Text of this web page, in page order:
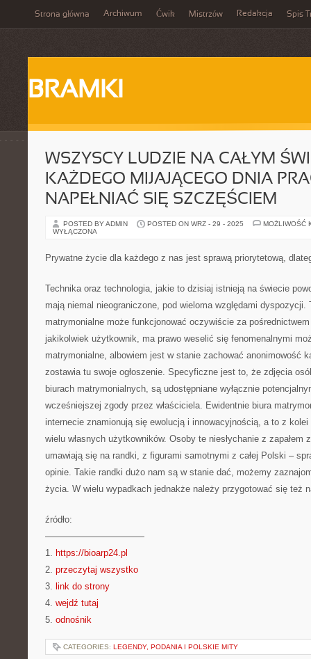
Strona główna Archiwum Ćwik Mistrzów Redakcja Spis
BRAMKI
WSZYSCY LUDZIE NA CAŁYM
KAŻDEGO MIJAJĄCEGO DNIA
NAPEŁNIAĆ SIĘ SZCZĘŚCIEM
POSTED BY ADMIN POSTED ON WRZ - 29 - 2025
MOŻLIWOŚĆ
WYŁĄCZONA
Prywatne życie dla każdego z nas jest sprawą priorytetową,
Technika oraz technologia, jakie to dzisiaj istnieją na świecie
mają niemal nieograniczone, pod wieloma względami dyspozycji.
matrymonialne może funkcjonować oczywiście za
jakikolwiek użytkownik, ma prawo weselić się fenomenalnymi
matrymonialne, albowiem jest w stanie zachować anonimowość
zostawia tu swoje ogłoszenie. Specyficzne jest to, że zdjęcia
biurach matrymonialnych, są udostępniane wyłącznie
wcześniejszej zgody przez właściciela. Ewidentnie biura
internecie znamionują się ewolucją i innowacyjnością, a to z
wielu własnych użytkowników. Osoby te niesłychanie z zapałem
umawiają się na randki, z figurami samotnymi z całej Polski –
opinie. Takie randki dużo nam są w stanie dać, możemy
życia. W wielu wypadkach jednakże należy przygotować się też
źródło:
———————————
1. https://bioarp24.pl
2. przeczytaj wszystko
3. link do strony
4. wejdź tutaj
5. odnośnik
CATEGORIES: LEGENDY, PODANIA I POLSKIE MITY